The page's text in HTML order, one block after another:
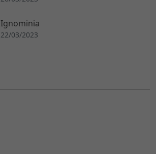
Nuestro buen amigo
26/03/2023